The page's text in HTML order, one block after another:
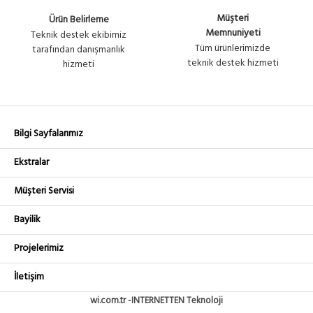
Ürün Belirleme
Teknik destek ekibimiz
tarafından danışmanlık
hizmeti
Müşteri
Memnuniyeti
Tüm ürünlerimizde
teknik destek hizmeti
Bilgi Sayfalarımız
Ekstralar
Müşteri Servisi
Bayilik
Projelerimiz
İletişim
wi.com.tr -INTERNETTEN Teknoloji